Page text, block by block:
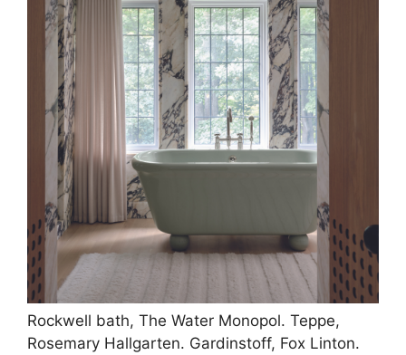
Rockwell bath, The Water Monopol. Teppe,
Rosemary Hallgarten. Gardinstoff, Fox Linton.